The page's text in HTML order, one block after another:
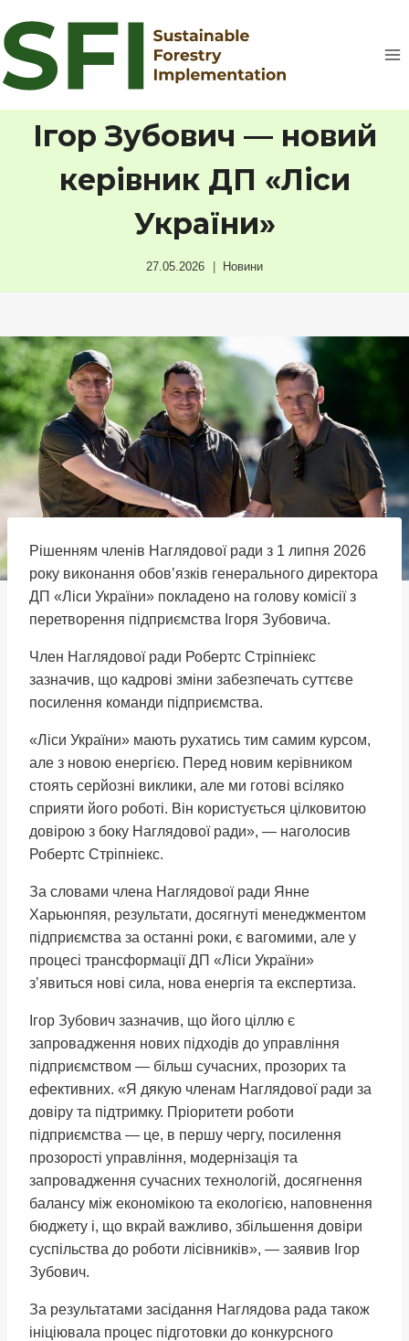
до
вмісту
Ігор Зубович — новий
керівник ДП «Ліси
України»
27.05.2026 Новини
Рішенням членів Наглядової ради з 1 липня 2026
року виконання обов’язків генерального директора
ДП «Ліси України» покладено на голову комісії з
перетворення підприємства Ігоря Зубовича.
Член Наглядової ради Робертс Стріпніекс
зазначив, що кадрові зміни забезпечать суттєве
посилення команди підприємства.
«Ліси України» мають рухатись тим самим курсом,
але з новою енергією. Перед новим керівником
стоять серйозні виклики, але ми готові всіляко
сприяти його роботі. Він користується цілковитою
довірою з боку Наглядової ради», — наголосив
Робертс Стріпніекс.
За словами члена Наглядової ради Янне
Харьюнпяя, результати, досягнуті менеджментом
підприємства за останні роки, є вагомими, але у
процесі трансформації ДП «Ліси України»
зʼявиться нові сила, нова енергія та експертиза.
Ігор Зубович зазначив, що його ціллю є
запровадження нових підходів до управління
підприємством — більш сучасних, прозорих та
ефективних. «Я дякую членам Наглядової ради за
довіру та підтримку. Пріоритети роботи
підприємства — це, в першу чергу, посилення
прозорості управління, модернізація та
запровадження сучасних технологій, досягнення
балансу між економікою та екологією, наповнення
бюджету і, що вкрай важливо, збільшення довіри
суспільства до роботи лісівників», — заявив Ігор
Зубович.
За результатами засідання Наглядова рада також
ініціювала процес підготовки до конкурсного